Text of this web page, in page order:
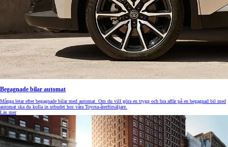
Begagnade bilar automat
Många letar efter begagnade bilar med automat. Om du vill göra en trygg och bra affär på en begagnad bil med
automat ska du kolla in utbudet hos våra Toyota-återförsäljare.
Läs mer